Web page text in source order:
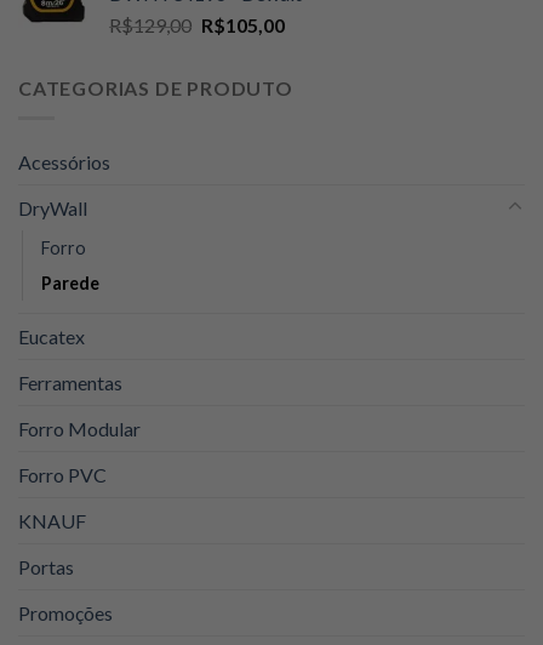
R$89,00.R$74,90.
R$129,00 O
era:
R$105,00O
é:
CATEGORIAS DE PRODUTO
Acessórios
DryWall
Forro
Parede
Eucatex
Ferramentas
Forro Modular
Forro PVC
KNAUF
Portas
Promoções